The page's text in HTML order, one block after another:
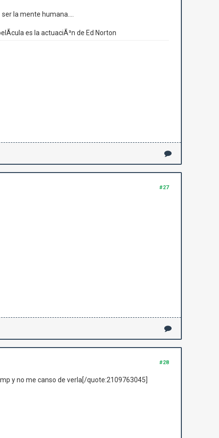
la mente humana....
es la actuaciÃ³n de Ed Norton
#27
#28
y no me canso de verla[/quote:2109763045]